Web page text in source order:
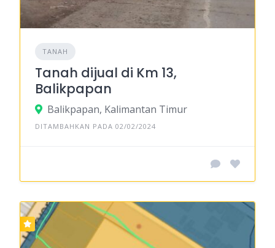
TANAH
Tanah dijual di Km 13,
Balikpapan
Balikpapan, Kalimantan Timur
DITAMBAHKAN PADA 02/02/2024